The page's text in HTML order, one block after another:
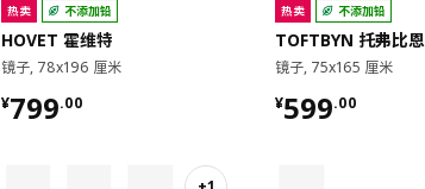
热卖 不添加铅
HOVET 霍维特
镜子, 78x196 厘米
¥799.00
¥ 799.00
热卖 不添加铅
TOFTBYN 托弗比恩
镜子, 75x165 厘米
¥599.00
¥ 599.00